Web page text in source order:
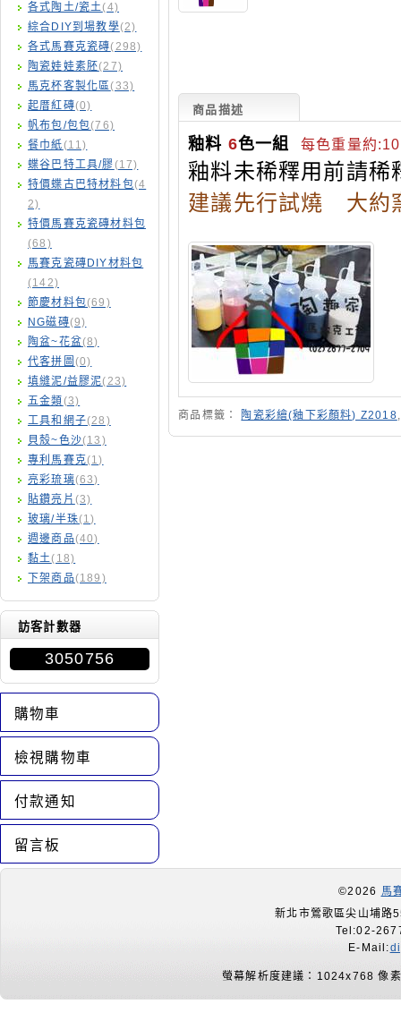
各式陶土/瓷土(4)
綜合DIY到場教學(2)
各式馬賽克瓷磚(298)
陶瓷娃娃素胚(27)
馬克杯客製化區(33)
起厝紅磚(0)
帆布包/包包(76)
餐巾紙(11)
蝶谷巴特工具/膠(17)
特價蝶古巴特材料包(4
2)
特價馬賽克瓷磚材料包
(68)
馬賽克瓷磚DIY材料包
(142)
節慶材料包(69)
NG磁磚(9)
陶盆~花盆(8)
代客拼圖 (0)
填縫泥/益膠泥(23)
五金類 (3)
工具和網子(28)
貝殼~色沙(13)
專利馬賽克(1)
亮彩琉璃(63)
貼鑽亮片 (3)
玻璃/半珠(1)
週邊商品(40)
黏土(18)
下架商品(189)
訪客計數器
3050756
購物車
檢視購物車
付款通知
留言板
商品描述
釉料 6色一組 每色重量約
釉料未稀釋用前請稀
建議先行試燒 大約
商品標籤： 陶瓷彩繪(釉下彩顏料) Z2018,
©2026 馬
新北市鶯歌區尖山埔路
Tel:02-
E-Mail:
螢幕解析度建議：1024x768 像